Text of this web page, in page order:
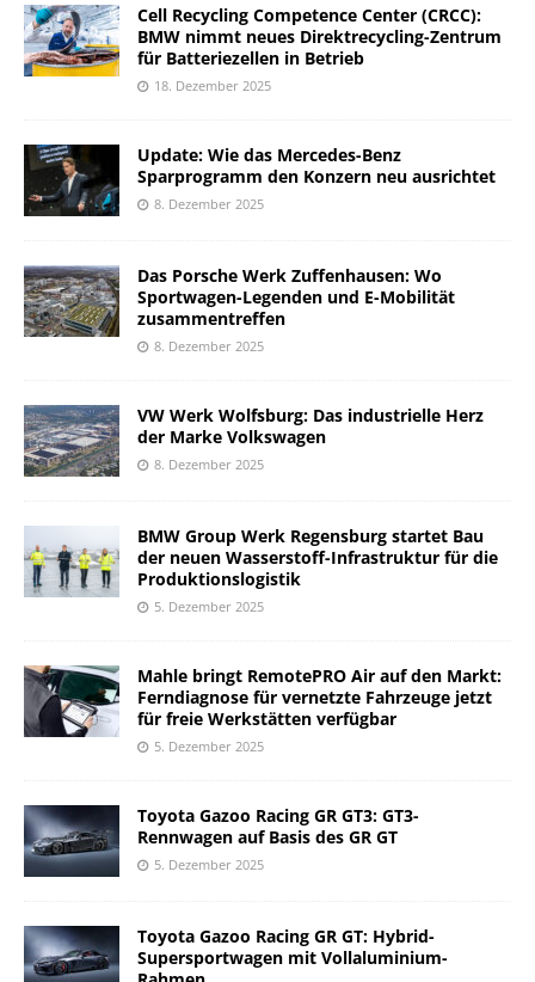
Cell Recycling Competence Center (CRCC):
BMW nimmt neues Direktrecycling-Zentrum
für Batteriezellen in Betrieb
18. Dezember 2025
Update: Wie das Mercedes-Benz
Sparprogramm den Konzern neu ausrichtet
8. Dezember 2025
Das Porsche Werk Zuffenhausen: Wo
Sportwagen-Legenden und E-Mobilität
zusammentreffen
8. Dezember 2025
VW Werk Wolfsburg: Das industrielle Herz
der Marke Volkswagen
8. Dezember 2025
BMW Group Werk Regensburg startet Bau
der neuen Wasserstoff-Infrastruktur für die
Produktionslogistik
5. Dezember 2025
Mahle bringt RemotePRO Air auf den Markt:
Ferndiagnose für vernetzte Fahrzeuge jetzt
für freie Werkstätten verfügbar
5. Dezember 2025
Toyota Gazoo Racing GR GT3: GT3-
Rennwagen auf Basis des GR GT
5. Dezember 2025
Toyota Gazoo Racing GR GT: Hybrid-
Supersportwagen mit Vollaluminium-